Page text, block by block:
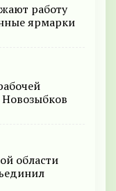
работу
ярмарки
области